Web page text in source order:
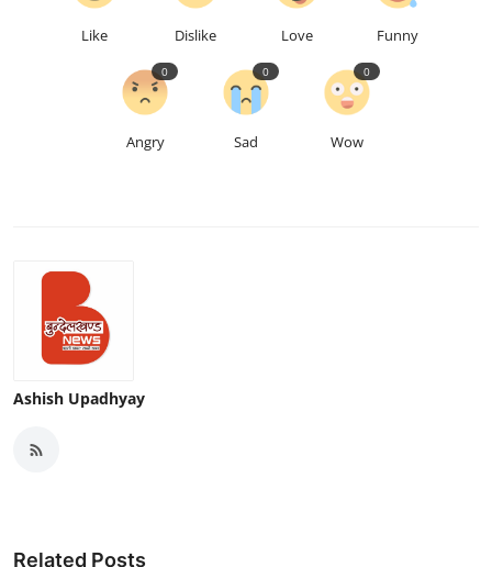
Like Dislike Love Funny
Angry
0
Sad
0
Wow
0
Ashish Upadhyay
Related Posts